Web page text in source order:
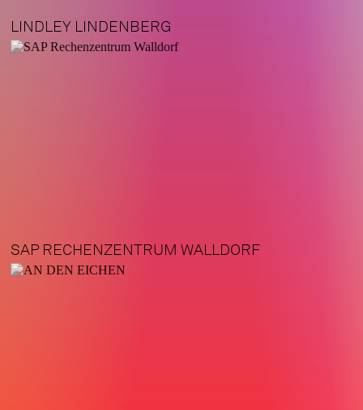
LINDLEY LINDENBERG
SAP RECHENZENTRUM WALLDORF